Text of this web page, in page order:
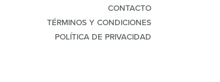
CONTACTO
TÉRMINOS Y CONDICIONES
POLÍTICA DE PRIVACIDAD